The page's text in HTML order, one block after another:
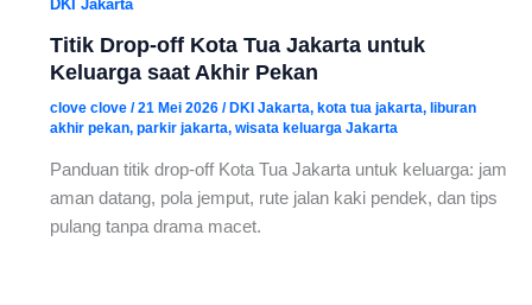
DKI Jakarta
Titik Drop-off Kota Tua Jakarta untuk
Keluarga saat Akhir Pekan
clove clove /21 Mei 2026 / DKI Jakarta, kota tua jakarta, liburan
akhir pekan, parkir jakarta, wisata keluarga Jakarta
Panduan titik drop-off Kota Tua Jakarta untuk keluarga: jam
aman datang, pola jemput, rute jalan kaki pendek, dan tips
pulang tanpa drama macet.